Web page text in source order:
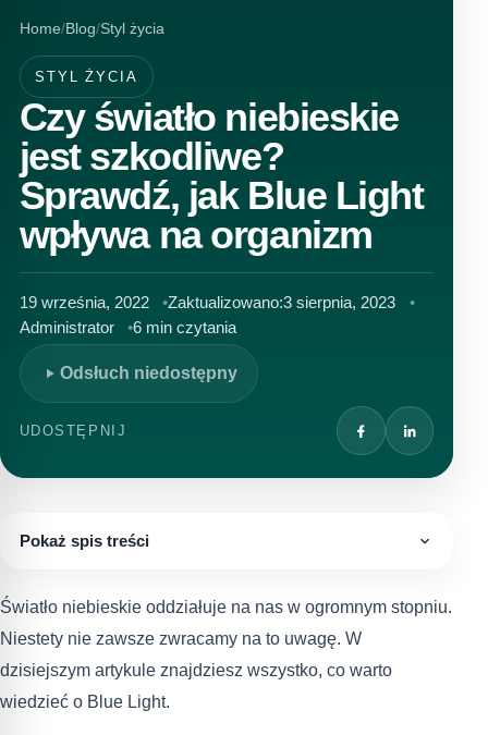
Home Blog Styl życia
STYL ŻYCIA
Czy światło niebieskie
jest szkodliwe?
Sprawdź, jak Blue Light
wpływa na organizm
19 września, 2022 Zaktualizowano:3 sierpnia, 2023
Administrator
6 min czytania
Odsłuch niedostępny
UDOSTĘPNIJ
Pokaż spis treści
Światło niebieskie oddziałuje na nas w ogromnym stopniu.
Niestety nie zawsze zwracamy na to uwagę. W
dzisiejszym artykule znajdziesz wszystko, co warto
wiedzieć o Blue Light.